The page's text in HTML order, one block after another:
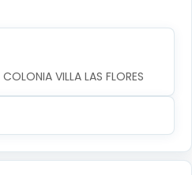
VILLA LAS FLORES